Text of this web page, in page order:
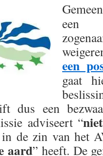
een
een
gaat
dus een
adviseert “
de zin van het
aard” heeft. De